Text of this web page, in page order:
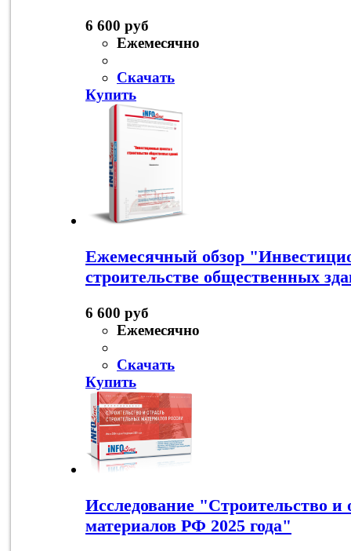
6 600 руб
Ежемесячно
Скачать
Купить
Ежемесячный обзор
строительстве общественных
6 600 руб
Ежемесячно
Скачать
Купить
Исследование "Строительство и
материалов РФ 2025 года"